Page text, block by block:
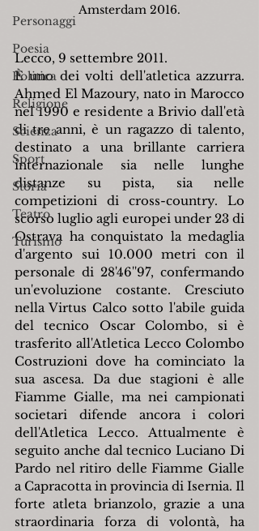
Personaggi
Poesia
Politica
Religione
Scienza
Sport
Storia
Teatro
Turismo
Amsterdam 2016.
Lecco, 9 settembre 2011.
È uno dei volti dell'atletica azzurra.
Ahmed El Mazoury, nato in Marocco
nel 1990 e residente a Brivio dall'età
di tre anni, è un ragazzo di talento,
destinato a una brillante carriera
internazionale sia nelle lunghe
distanze su pista, sia nelle
competizioni di cross-country. Lo
scorso luglio agli europei under 23 di
Ostrava ha conquistato la medaglia
d'argento sui 10.000 metri con il
personale di 28'46''97, confermando
un'evoluzione costante. Cresciuto
nella Virtus Calco sotto l'abile guida
del tecnico Oscar Colombo, si è
trasferito all'Atletica Lecco Colombo
Costruzioni dove ha cominciato la
sua ascesa. Da due stagioni è alle
Fiamme Gialle, ma nei campionati
societari difende ancora i colori
dell'Atletica Lecco. Attualmente è
seguito anche dal tecnico Luciano Di
Pardo nel ritiro delle Fiamme Gialle
a Capracotta in provincia di Isernia. Il
forte atleta brianzolo, grazie a una
straordinaria forza di volontà, ha